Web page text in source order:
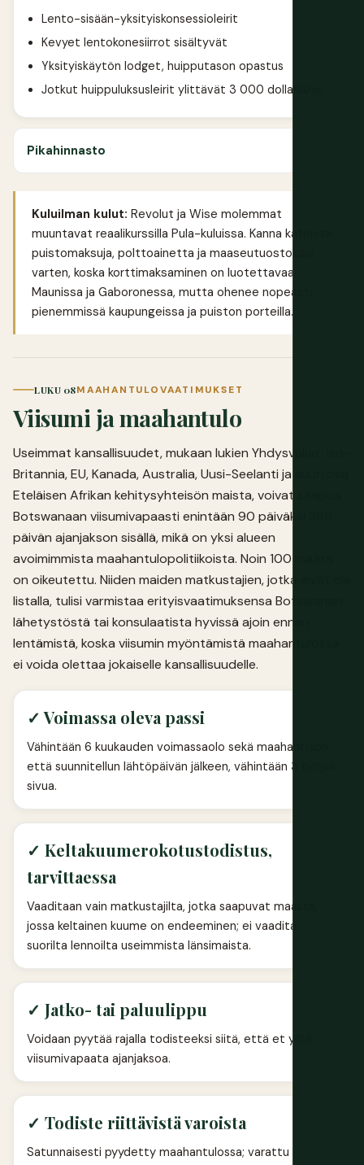
Lento-sisään-yksityiskonsessioleirit
Kevyet lentokonesiirrot sisältyvät
Yksityiskäytön lodget, huipputason opastus
Jotkut huippuluksusleirit ylittävät 3 000 dollaria/yo
Pikahinnasto
Kuluilman kulut: Revolut ja Wise molemmat
muuntavat reaalikurssilla Pula-kuluissa. Kanna käteistä
puistomaksuja, polttoainetta ja maaseutuostoksia
varten, koska korttimaksaminen on luotettavaa
Maunissa ja Gaboronessa, mutta ohenee nopeasti
pienemmissä kaupungeissa ja puiston porteilla.
LUKU 08MAAHANTULOVAATIMUKSET
Viisumi ja maahantulo
Useimmat kansallisuudet, mukaan lukien Yhdysvallat, Iso-
Britannia, EU, Kanada, Australia, Uusi-Seelanti ja suuri osa
Eteläisen Afrikan kehitysyhteisön maista, voivat saapua
Botswanaan viisumivapaasti enintään 90 päiväksi 365
päivän ajanjakson sisällä, mikä on yksi alueen
avoimimmista maahantulopolitiikoista. Noin 100 maata
on oikeutettu. Niiden maiden matkustajien, jotka eivät ole
listalla, tulisi varmistaa erityisvaatimuksensa Botswanan
lähetystöstä tai konsulaatista hyvissä ajoin ennen
lentämistä, koska viisumin myöntämistä maahantulossa
ei voida olettaa jokaiselle kansallisuudelle.
✓ Voimassa oleva passi
Vähintään 6 kuukauden voimassaolo sekä maahantulon
että suunnitellun lähtöpäivän jälkeen, vähintään 3 tyhjää
sivua.
✓ Keltakuumerokotustodistus,
tarvittaessa
Vaaditaan vain matkustajilta, jotka saapuvat maasta,
jossa keltainen kuume on endeeminen; ei vaadita
suorilta lennoilta useimmista länsimaista.
✓ Jatko- tai paluulippu
Voidaan pyytää rajalla todisteeksi siitä, että et ylitä
viisumivapaata ajanjaksoa.
✓ Todiste riittävistä varoista
Satunnaisesti pyydetty maahantulossa; varattu